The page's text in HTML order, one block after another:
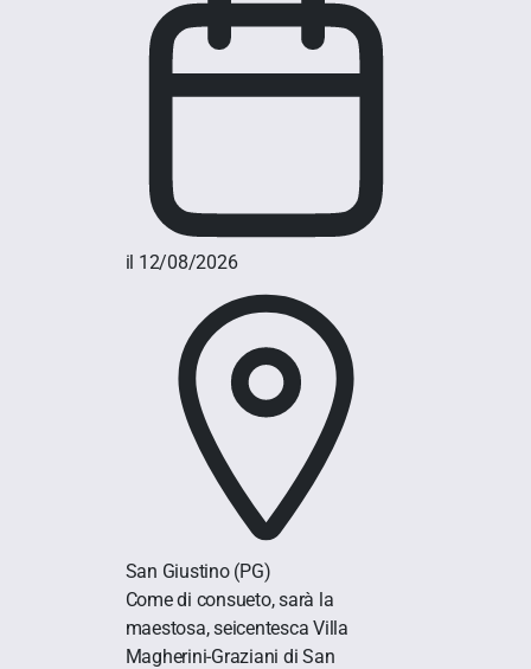
il 12/08/2026
San Giustino (PG)
Come di consueto, sarà la
maestosa, seicentesca Villa
Magherini-Graziani di San